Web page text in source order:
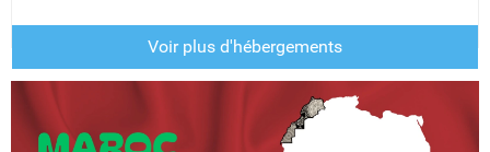
Voir plus d'hébergements